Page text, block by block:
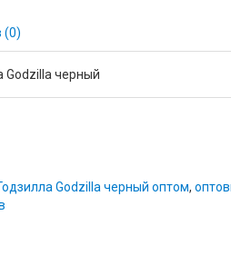
(0)
Godzilla черный
Godzilla черный оптом,